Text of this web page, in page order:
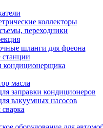
коллекторы
переходники
шланги для фреона
кондиционерщика
масла
заправки кондиционеров
вакуумных насосов
сварка